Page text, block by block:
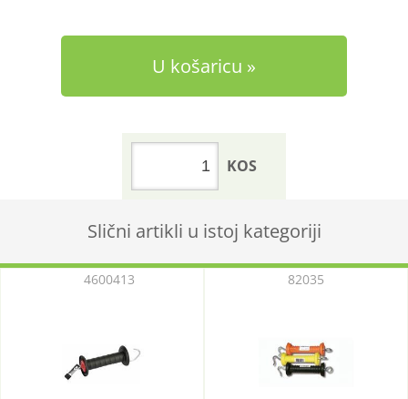
U košaricu
KOS
Slični artikli u istoj kategoriji
4600413 82035